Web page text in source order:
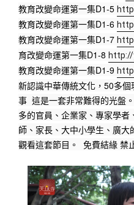
教育改變命運第一集D1-5
教育改變命運第一集D1-6
教育改變命運第一集D1-7
育改變命運第一集D1-8
教育改變命運第一集D1-9
新認識中華傳統文化，50多
事  這是一套非常難得的光盤
多的官員、企業家、專家學
師、家長、大中小學生、廣
觀看這套節目。  免費結緣 禁